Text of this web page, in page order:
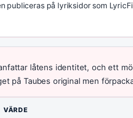
publiceras på lyriksidor som
låtens identitet, och ett
på Taubes original men
VÄRDE